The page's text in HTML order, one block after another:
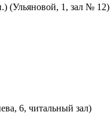
(Ульяновой, 1, зал № 12)
6, читальный зал)